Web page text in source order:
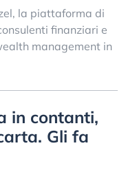
la piattaforma di
finanziari e
management in
in contanti,
Gli fa